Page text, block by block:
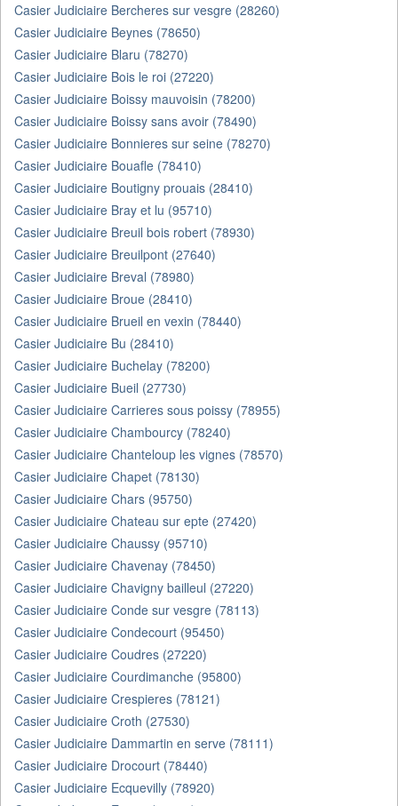
Casier Judiciaire Bercheres sur vesgre (28260)
Casier Judiciaire Beynes (78650)
Casier Judiciaire Blaru (78270)
Casier Judiciaire Bois le roi (27220)
Casier Judiciaire Boissy mauvoisin (78200)
Casier Judiciaire Boissy sans avoir (78490)
Casier Judiciaire Bonnieres sur seine (78270)
Casier Judiciaire Bouafle (78410)
Casier Judiciaire Boutigny prouais (28410)
Casier Judiciaire Bray et lu (95710)
Casier Judiciaire Breuil bois robert (78930)
Casier Judiciaire Breuilpont (27640)
Casier Judiciaire Breval (78980)
Casier Judiciaire Broue (28410)
Casier Judiciaire Brueil en vexin (78440)
Casier Judiciaire Bu (28410)
Casier Judiciaire Buchelay (78200)
Casier Judiciaire Bueil (27730)
Casier Judiciaire Carrieres sous poissy (78955)
Casier Judiciaire Chambourcy (78240)
Casier Judiciaire Chanteloup les vignes (78570)
Casier Judiciaire Chapet (78130)
Casier Judiciaire Chars (95750)
Casier Judiciaire Chateau sur epte (27420)
Casier Judiciaire Chaussy (95710)
Casier Judiciaire Chavenay (78450)
Casier Judiciaire Chavigny bailleul (27220)
Casier Judiciaire Conde sur vesgre (78113)
Casier Judiciaire Condecourt (95450)
Casier Judiciaire Coudres (27220)
Casier Judiciaire Courdimanche (95800)
Casier Judiciaire Crespieres (78121)
Casier Judiciaire Croth (27530)
Casier Judiciaire Dammartin en serve (78111)
Casier Judiciaire Drocourt (78440)
Casier Judiciaire Ecquevilly (78920)